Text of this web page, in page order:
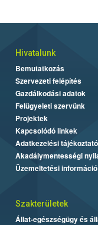
Hivatalunk
Bemutatkozás
Szervezeti felépítés
Gazdálkodási adatok
Felügyeleti szervünk
Projektek
Kapcsolódó linkek
Adatkezelési tájékoztató
Akadálymentességi
Üzemeltetési információ
Szakterületek
Állat-egészségügy és